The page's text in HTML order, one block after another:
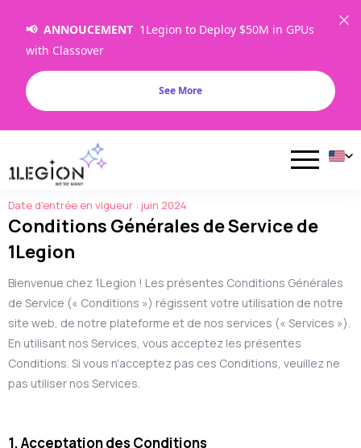
📢 ANNOUCEMENT 1Legion to Deploy $50M in GPUs
with Classover
See More
/ Conditions Générales de Service
Date d'entrée en vigueur : juin 2024
Conditions Générales de Service de
1Legion
Bienvenue chez 1Legion ! Les présentes Conditions Générales
de Service (« Conditions ») régissent votre utilisation de notre
site web, de notre plateforme et de nos services (« Services »).
En utilisant nos Services, vous acceptez les présentes
Conditions. Si vous n'acceptez pas ces Conditions, veuillez ne
pas utiliser nos Services.
1. Acceptation des Conditions